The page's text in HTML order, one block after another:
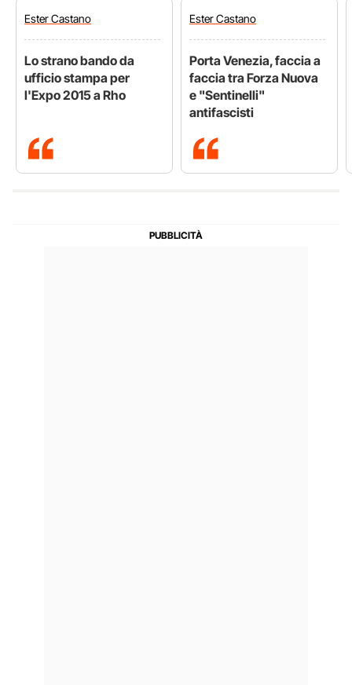
EsterCastano
Lo strano bando da
ufficio stampa per
l'Expo 2015 a Rho
EsterCastano
Porta Venezia, faccia a
faccia tra Forza Nuova
e "Sentinelli"
antifascisti